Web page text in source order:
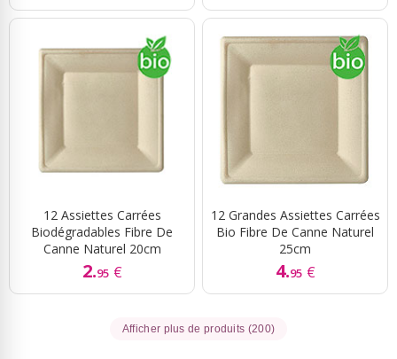
12 Assiettes Carrées
Biodégradables Fibre De
Canne Naturel 20cm
2.95 €
12 Grandes Assiettes Carrées
Bio Fibre De Canne Naturel
25cm
4.95 €
Afficher plus de produits (200)